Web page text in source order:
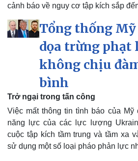
Pháp luật
Vụ án
Quân
Vũ khí
cảnh báo về nguy cơ tập kích sắp
Tổng thống
dọa trừng phạt
không chịu
bình
Trở ngại trong tấn công
Việc mất thông tin tình báo của Mỹ
năng lực của các lực lượng
cuộc tập kích tầm trung và tầm xa
sử dụng một số loại pháo phản lực